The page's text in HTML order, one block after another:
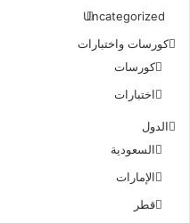
Uncategorized
كورسات واختبارات
كورسات
اختبارات
الدول
السعودية
الإمارات
قطر